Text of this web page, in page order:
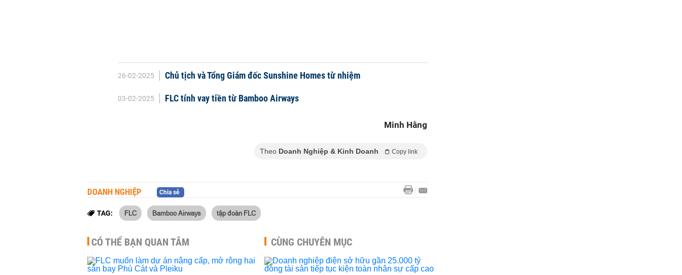
26-02-2025 Chủ tịch và Tổng Giám đốc Sunshine Homes từ nhiệm
03-02-2025 FLC tính vay tiền từ Bamboo Airways
Minh Hằng
Theo Doanh Nghiệp & Kinh Doanh Copy link
DOANH NGHIỆP Chia sẻ
TAG: FLC Bamboo Airways tập đoàn FLC
CÓ THỂ BẠN QUAN TÂM CÙNG CHUYÊN MỤC